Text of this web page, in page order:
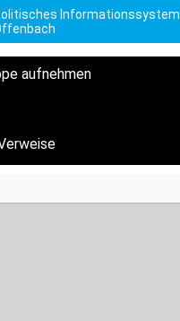
Informationssystem
aufnehmen